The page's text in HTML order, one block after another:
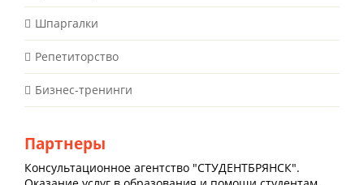
Шпаргалки
Репетиторство
Бизнес-тренинги
Партнеры
Консультационное агентство "СТУДЕНТБРЯНСК".